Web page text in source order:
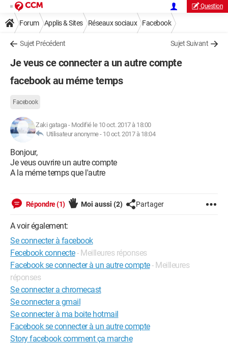
Question
Forum Applis & Sites Réseaux sociaux Facebook
Sujet Précédent Sujet Suivant
Je veus ce connecter a un autre compte
facebook au méme temps
Facebook
Zaki gataga- Modifié le 10 oct. 2017 à 18:00
Utilisateur anonyme - 10 oct. 2017 à 18:04
Bonjour,
Je veus ouvrire un autre compte
A la méme temps que l'autre
Répondre (1) Moi aussi (2) Partager
A voir également:
Se connecter à facebook
Fecebook connecte- Meilleures réponses
Facebook se connecter à un autre compte- Meilleures
réponses
Se connecter a chromecast
Se connecter a gmail
Se connecter à ma boite hotmail
Facebook se connecter à un autre compte
Story facebook comment ça marche